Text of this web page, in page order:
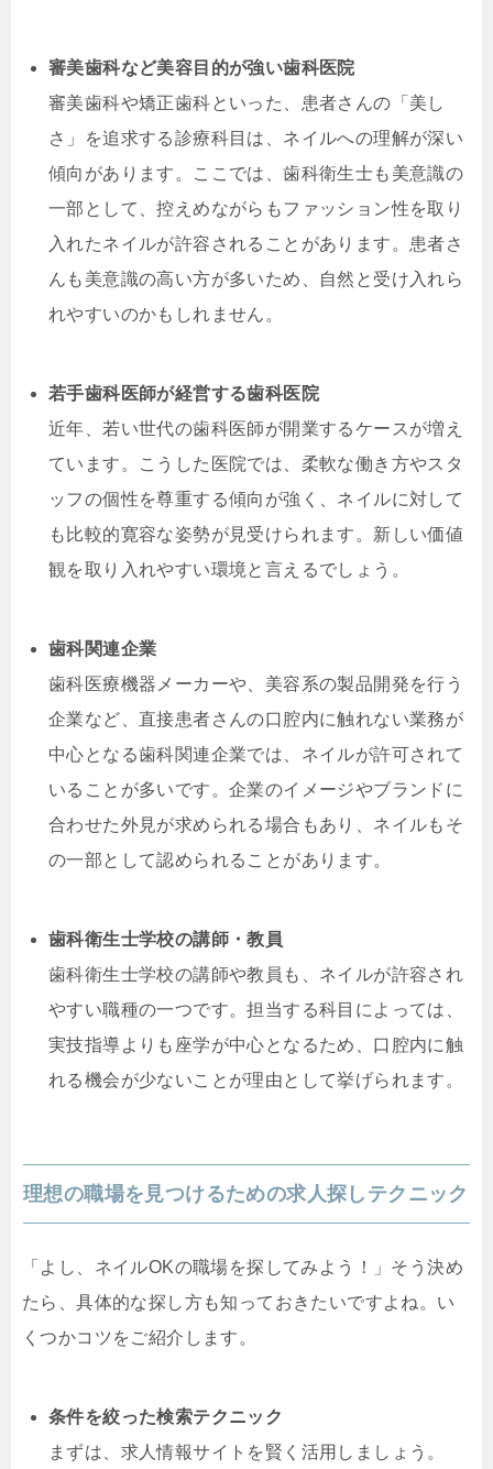
審美歯科など美容目的が強い歯科医院
審美歯科や矯正歯科といった、患者さんの「美し
さ」を追求する診療科目は、ネイルへの理解が深い
傾向があります。ここでは、歯科衛生士も美意識の
一部として、控えめながらもファッション性を取り
入れたネイルが許容されることがあります。患者さ
んも美意識の高い方が多いため、自然と受け入れら
れやすいのかもしれません。
若手歯科医師が経営する歯科医院
近年、若い世代の歯科医師が開業するケースが増え
ています。こうした医院では、柔軟な働き方やスタ
ッフの個性を尊重する傾向が強く、ネイルに対して
も比較的寛容な姿勢が見受けられます。新しい価値
観を取り入れやすい環境と言えるでしょう。
歯科関連企業
歯科医療機器メーカーや、美容系の製品開発を行う
企業など、直接患者さんの口腔内に触れない業務が
中心となる歯科関連企業では、ネイルが許可されて
いることが多いです。企業のイメージやブランドに
合わせた外見が求められる場合もあり、ネイルもそ
の一部として認められることがあります。
歯科衛生士学校の講師・教員
歯科衛生士学校の講師や教員も、ネイルが許容され
やすい職種の一つです。担当する科目によっては、
実技指導よりも座学が中心となるため、口腔内に触
れる機会が少ないことが理由として挙げられます。
理想の職場を見つけるための求人探しテクニック
「よし、ネイルOKの職場を探してみよう！」そう決め
たら、具体的な探し方も知っておきたいですよね。い
くつかコツをご紹介します。
条件を絞った検索テクニック
まずは、求人情報サイトを賢く活用しましょう。